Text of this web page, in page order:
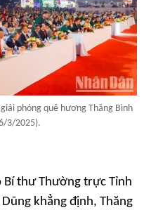
phóng quê hương Thăng Bình
3/2025).
Bí thư Thường trực Tỉnh
khẳng định, Thăng